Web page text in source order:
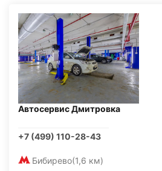
Автосервис Дмитровка
+7 (499) 110-28-43
Бибирево(1,6 км)